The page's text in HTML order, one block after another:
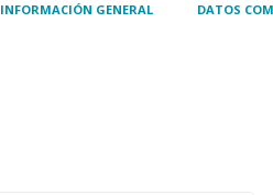
INFORMACIÓN GENERAL DATOS